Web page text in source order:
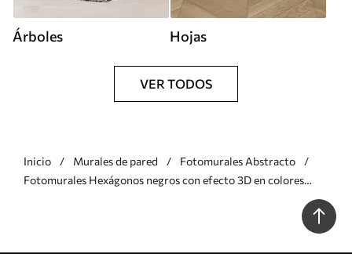
Árboles Hojas
VER TODOS
Inicio Murales de pared
Fotomurales Abstracto
Fotomurales Hexágonos negros con efecto 3D en colores